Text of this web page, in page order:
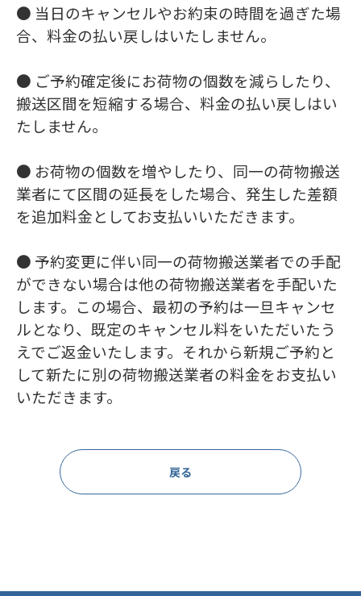
● 当日のキャンセルやお約束の時間を過ぎた場
合、料金の払い戻しはいたしません。
● ご予約確定後にお荷物の個数を減らしたり、
搬送区間を短縮する場合、料金の払い戻しはい
たしません。
● お荷物の個数を増やしたり、同一の荷物搬送
業者にて区間の延長をした場合、発生した差額
を追加料金としてお支払いいただきます。
● 予約変更に伴い同一の荷物搬送業者での手配
ができない場合は他の荷物搬送業者を手配いた
します。この場合、最初の予約は一旦キャンセ
ルとなり、既定のキャンセル料をいただいたう
えでご返金いたします。それから新規ご予約と
して新たに別の荷物搬送業者の料金をお支払い
いただきます。
戻る